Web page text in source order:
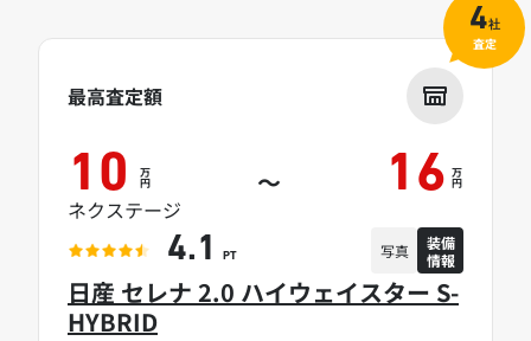
日産 セレナ 2.0 ハイウェイスター S-
HYBRID
最高査定額
10 万
円 ～ 16 万
円
ネクステージ
4.1 PT 写真
装備
情報
4社
査定